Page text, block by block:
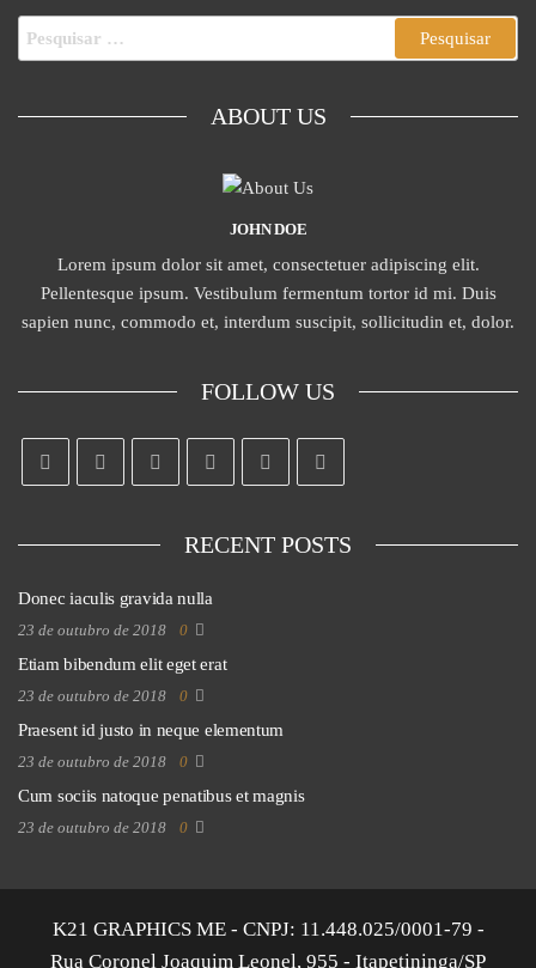
ABOUT US
JOHN DOE
Lorem ipsum dolor sit amet, consectetuer adipiscing elit.
Pellentesque ipsum. Vestibulum fermentum tortor id mi. Duis
sapien nunc, commodo et, interdum suscipit, sollicitudin et, dolor.
FOLLOW US
RECENT POSTS
Donec iaculis gravida nulla
23 de outubro de 2018 0
Etiam bibendum elit eget erat
23 de outubro de 2018 0
Praesent id justo in neque elementum
23 de outubro de 2018 0
Cum sociis natoque penatibus et magnis
23 de outubro de 2018 0
K21 GRAPHICS ME - CNPJ: 11.448.025/0001-79 -
Rua Coronel Joaquim Leonel, 955 - Itapetininga/SP